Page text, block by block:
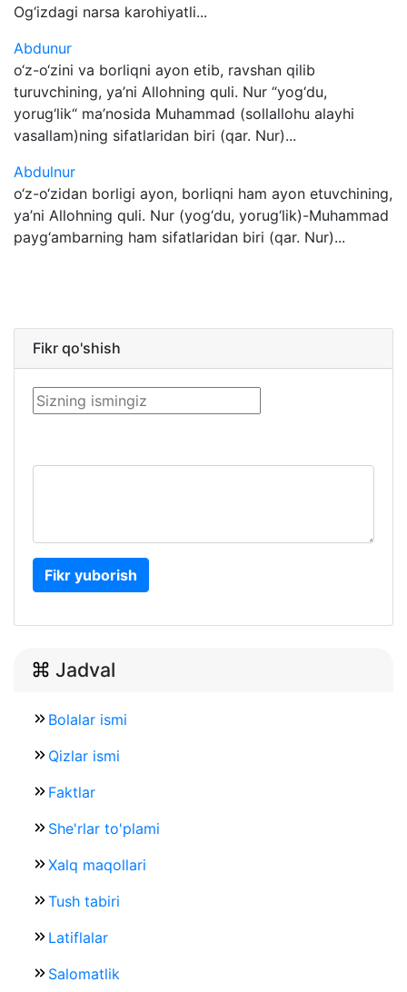
Og‘izdagi narsa karohiyatli...
Abdunur
o‘z-o‘zini va borliqni ayon etib, ravshan qilib
turuvchining, ya’ni Allohning quli. Nur “yog‘du,
yorug‘lik“ ma’nosida Muhammad (sollallohu alayhi
vasallam)ning sifatlaridan biri (qar. Nur)...
Abdulnur
o‘z-o‘zidan borligi ayon, borliqni ham ayon etuvchining,
ya’ni Allohning quli. Nur (yog‘du, yorug‘lik)-Muhammad
payg‘ambarning ham sifatlaridan biri (qar. Nur)...
Fikr qo'shish
Fikr yuborish
Jadval
Bolalar ismi
Qizlar ismi
Faktlar
She'rlar to'plami
Xalq maqollari
Tush tabiri
Latiflalar
Salomatlik